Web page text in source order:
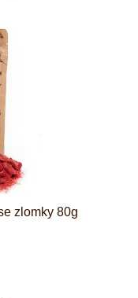
zlomky 80g
je 5 z 5